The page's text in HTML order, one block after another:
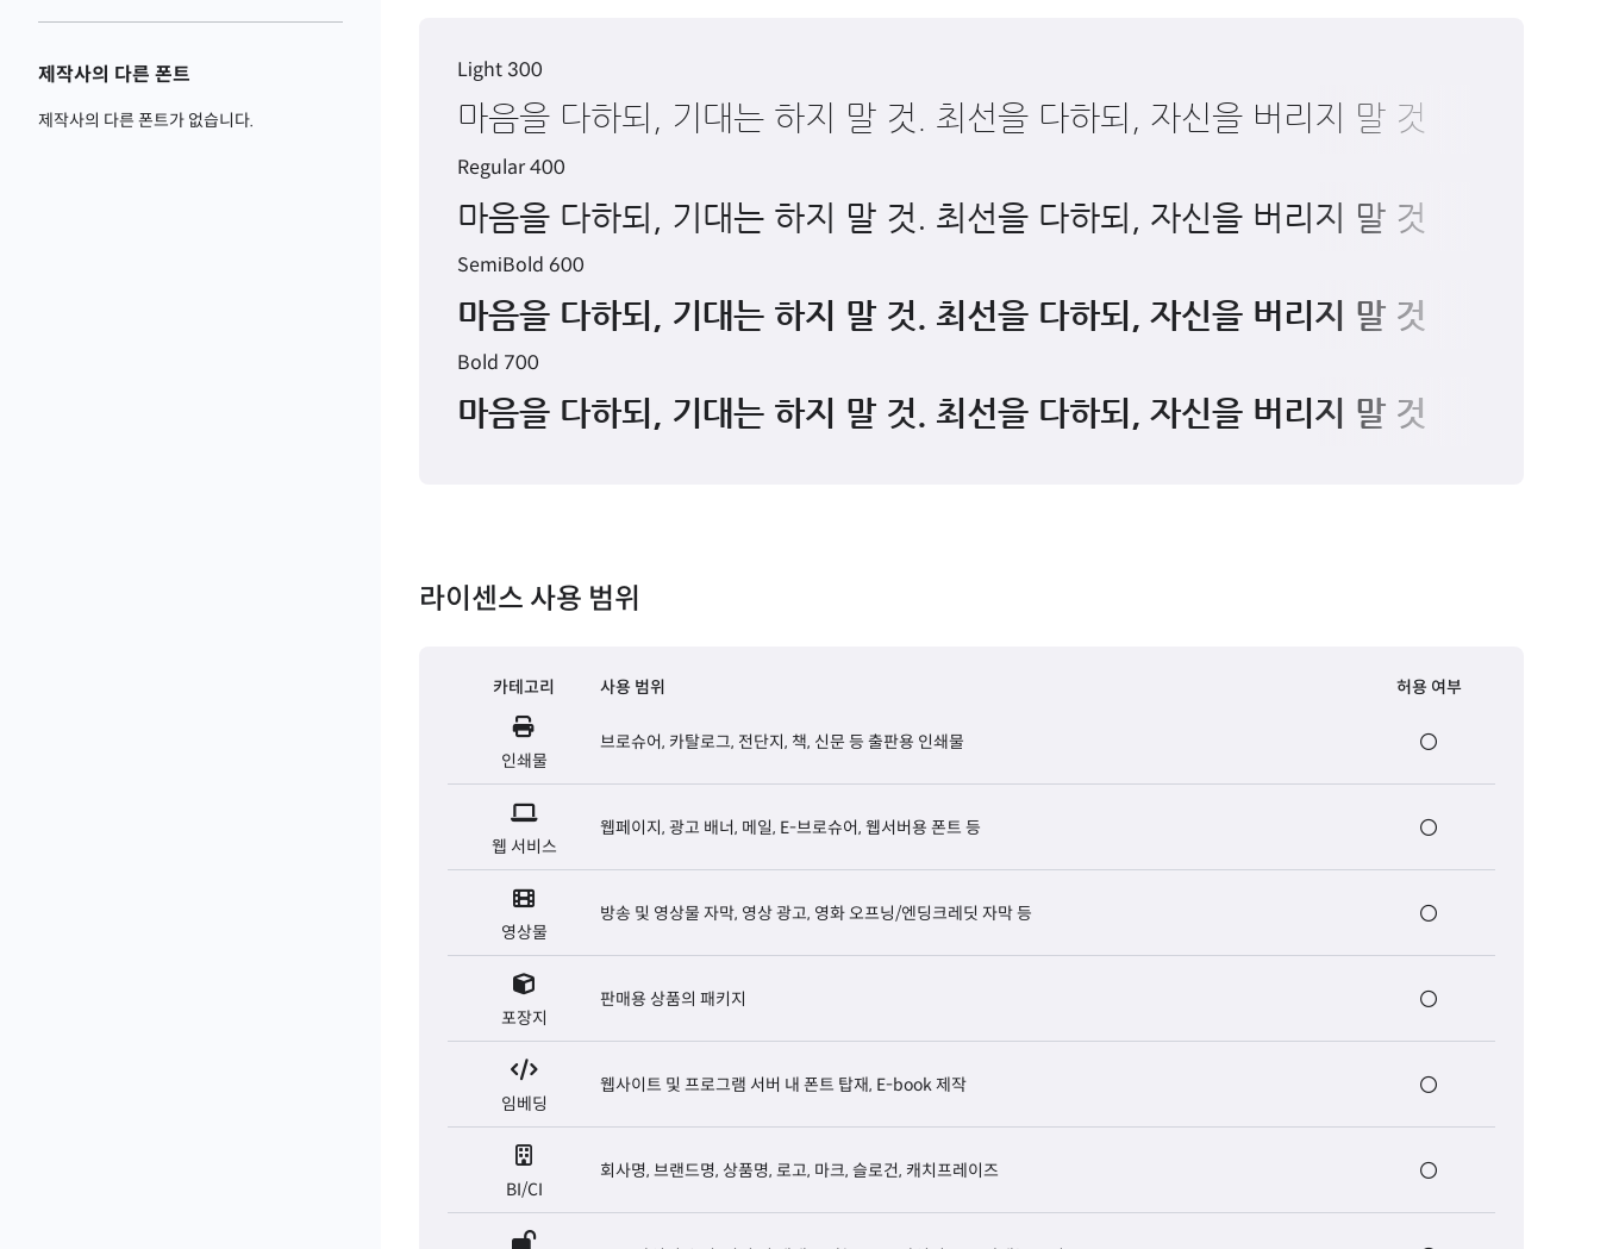
제작사의 다른 폰트
제작사의 다른 폰트가 없습니다.
Light 300
마음을 다하되, 기대는 하지 말 것. 최선을 다하되, 자신을 버리지 말 것
Regular 400
마음을 다하되, 기대는 하지 말 것. 최선을 다하되, 자신을 버리지 말 것
SemiBold 600
마음을 다하되, 기대는 하지 말 것. 최선을 다하되, 자신을 버리지 말 것
Bold 700
마음을 다하되, 기대는 하지 말 것. 최선을 다하되, 자신을 버리지 말 것
라이센스 사용 범위
카테고리 사용 범위 허용 여부
인쇄물
브로슈어, 카탈로그, 전단지, 책, 신문 등 출판용 인쇄물
웹 서비스
웹페이지, 광고 배너, 메일, E-브로슈어, 웹서버용 폰트 등
영상물
방송 및 영상물 자막, 영상 광고, 영화 오프닝/엔딩크레딧 자막 등
포장지
판매용 상품의 패키지
임베딩
웹사이트 및 프로그램 서버 내 폰트 탑재, E-book 제작
BI/CI
회사명, 브랜드명, 상품명, 로고, 마크, 슬로건, 캐치프레이즈